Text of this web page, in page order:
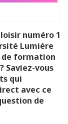
numéro 1
Lumière
de formation
Saviez-vous
qui
avec ce
de